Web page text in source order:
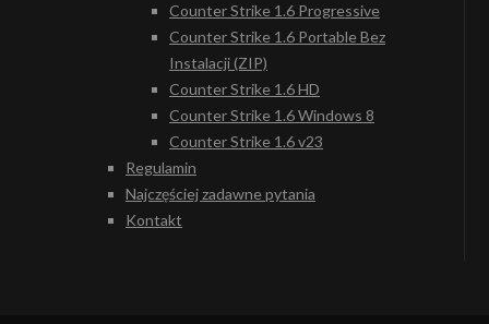
Counter Strike 1.6 Progressive
Counter Strike 1.6 Portable Bez
Instalacji (ZIP)
Counter Strike 1.6 HD
Counter Strike 1.6 Windows 8
Counter Strike 1.6 v23
Regulamin
Najczęściej zadawne pytania
Kontakt